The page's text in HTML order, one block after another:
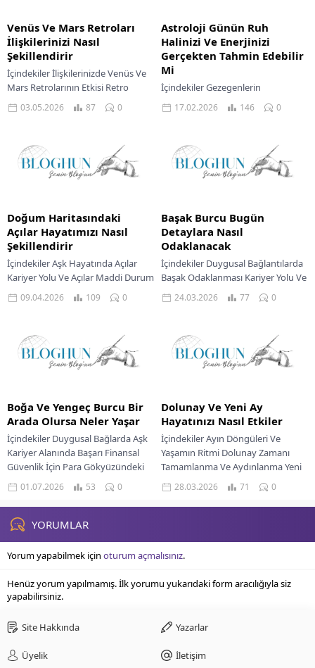
Venüs Ve Mars Retroları
İlişkilerinizi Nasıl
Şekillendirir
İçindekiler İlişkilerinizde Venüs Ve
Mars Retrolarının Etkisi Retro
Dönemlerinde İlişki Dinamiklerinin
Değişimi Aşk Hayatında Dönüşüm
Değerlendirme Maddi...
03.05.2026 87 0
Astroloji Günün Ruh
Halinizi Ve Enerjinizi
Gerçekten Tahmin Edebilir
Mi
İçindekiler Gezegenlerin
Dokunuşuyla Aşk Hayatınızın Yönü
Yıldızların Rehberliğinde Kariyer
Etkileşimlerin Finansal Akışınızdaki
Yansımaları Evrenin derinliklerinde
süregelen kozmik...
17.02.2026 146 0
Doğum Haritasındaki
Açılar Hayatımızı Nasıl
Şekillendirir
İçindekiler Aşk Hayatında Açılar
Kariyer Yolu Ve Açılar Maddi Durum
Ve Açılar Evrenin sonsuz dansında,
her birimiz gökyüzündeki o anın...
09.04.2026 109 0
Başak Burcu Bugün
Detaylara Nasıl
Odaklanacak
İçindekiler Duygusal Bağlantılarda
Başak Odaklanması Kariyer Yolu Ve
Başak’ın Titizliği Finansal Durumda
Başak’ın Detaylı Yaklaşımı Bugün,
24.03.2026 77 0
Boğa Ve Yengeç Burcu Bir
Arada Olursa Neler Yaşar
İçindekiler Duygusal Bağlarda Aşk
Kariyer Alanında Başarı Finansal
Güvenlik İçin Para Gökyüzündeki
enerjiler, bazı zamanlarda
yeryüzünde eşsiz bir uyumun
kapılarını...
01.07.2026 53 0
Dolunay Ve Yeni Ay
Hayatınızı Nasıl Etkiler
İçindekiler Ayın Döngüleri Ve
Yaşamın Ritmi Dolunay Zamanı
Tamamlanma Ve Aydınlanma Yeni
Ay Başlangıçlar Ve Niyet Oluşturma
Aşk Yaşamında Ayın...
28.03.2026 71 0
YORUMLAR
Yorum yapabilmek için oturum açmalısınız.
Henüz yorum yapılmamış. İlk yorumu yukarıdaki form aracılığıyla siz
yapabilirsiniz.
Site Hakkında Yazarlar
Üyelik İletişim